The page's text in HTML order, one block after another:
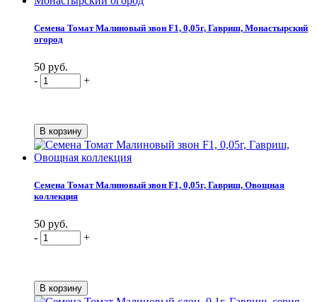
Семена Томат Малиновый звон F1, 0,05г, Гавриш, Монастырский
огород
50 руб.
-
+
Семена Томат Малиновый звон F1, 0,05г, Гавриш, Овощная
коллекция
50 руб.
-
+